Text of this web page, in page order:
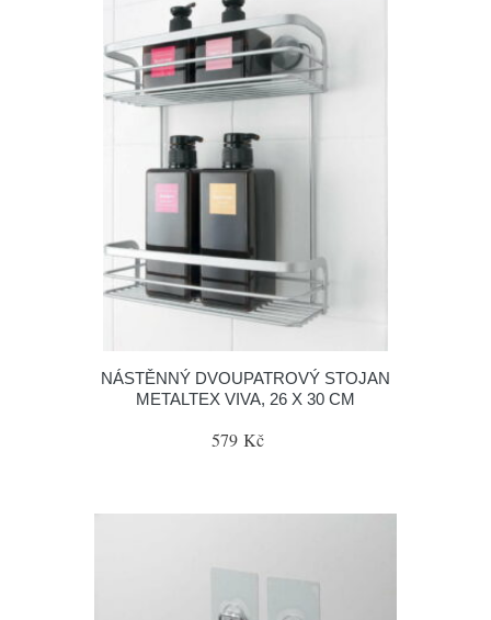
NÁSTĚNNÝ DVOUPATROVÝ STOJAN
METALTEX VIVA, 26 X 30 CM
579 Kč